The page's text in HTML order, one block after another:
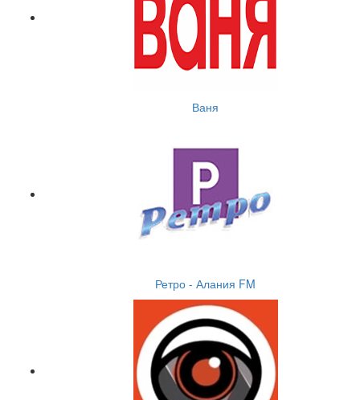
Ваня
Ретро - Алания FM